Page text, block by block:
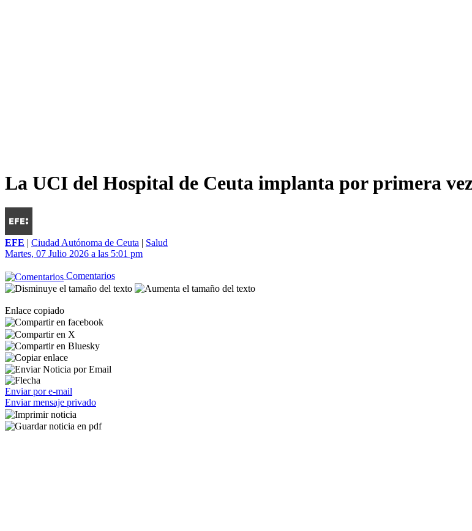
La UCI del Hospital de Ceuta implanta por primera
EFE | Ciudad Autónoma de Ceuta | Salud
Martes, 07 Julio 2026 a las 5:01 pm
Comentarios
Enlace copiado
Enviar por e-mail
Enviar mensaje privado